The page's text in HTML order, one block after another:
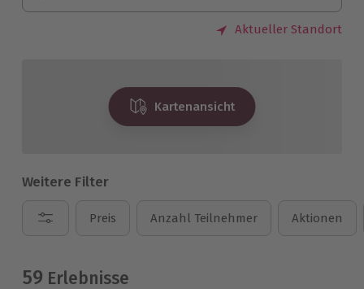
Aktueller Standort
Kartenansicht
Weitere Filter
Preis Anzahl Teilnehmer Aktionen
59 Erlebnisse